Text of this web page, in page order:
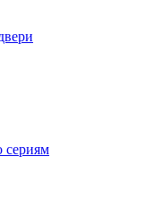
сериям